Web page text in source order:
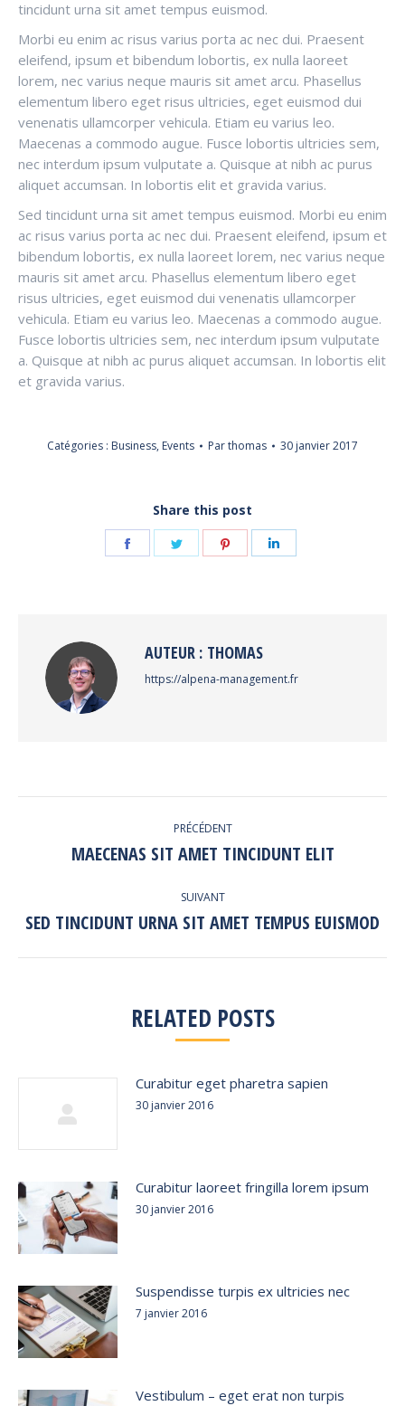
tincidunt urna sit amet tempus euismod.
Morbi eu enim ac risus varius porta ac nec dui. Praesent
eleifend, ipsum et bibendum lobortis, ex nulla laoreet
lorem, nec varius neque mauris sit amet arcu. Phasellus
elementum libero eget risus ultricies, eget euismod dui
venenatis ullamcorper vehicula. Etiam eu varius leo.
Maecenas a commodo augue. Fusce lobortis ultricies sem,
nec interdum ipsum vulputate a. Quisque at nibh ac purus
aliquet accumsan. In lobortis elit et gravida varius.
Sed tincidunt urna sit amet tempus euismod. Morbi eu enim
ac risus varius porta ac nec dui. Praesent eleifend, ipsum et
bibendum lobortis, ex nulla laoreet lorem, nec varius neque
mauris sit amet arcu. Phasellus elementum libero eget
risus ultricies, eget euismod dui venenatis ullamcorper
vehicula. Etiam eu varius leo. Maecenas a commodo augue.
Fusce lobortis ultricies sem, nec interdum ipsum vulputate
a. Quisque at nibh ac purus aliquet accumsan. In lobortis elit
et gravida varius.
Catégories : Business, Events Parthomas 30 janvier 2017
Share this post
Partager Partager Partager
AUTEUR : THOMAS
https://alpena-management.fr
ARTICLE
PRÉCÉDENT
Article
:
MAECENAS SIT AMET TINCIDUNT ELIT
SUIVANT
Article
:
SED TINCIDUNT URNA SIT AMET TEMPUS EUISMOD
RELATED POSTS
Curabitur eget pharetra sapien
30 janvier 2016
Curabitur laoreet fringilla lorem ipsum
30 janvier 2016
Suspendisse turpis ex ultricies nec
7 janvier 2016
Vestibulum – eget erat non turpis